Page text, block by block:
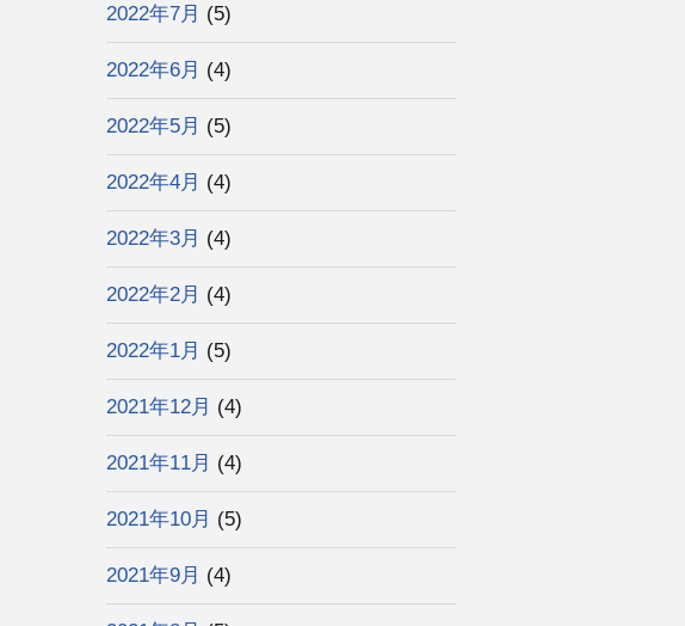
2022年7月 (5)
2022年6月 (4)
2022年5月 (5)
2022年4月 (4)
2022年3月 (4)
2022年2月 (4)
2022年1月 (5)
2021年12月 (4)
2021年11月 (4)
2021年10月 (5)
2021年9月 (4)